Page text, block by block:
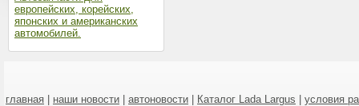
европейских, корейских,
японских и американских
автомобилей.
главная наши новости автоновости Каталог Lada Largus
условия